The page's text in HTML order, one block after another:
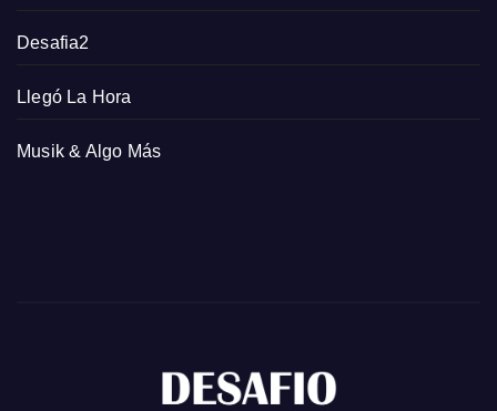
Desafia2
Llegó La Hora
Musik & Algo Más